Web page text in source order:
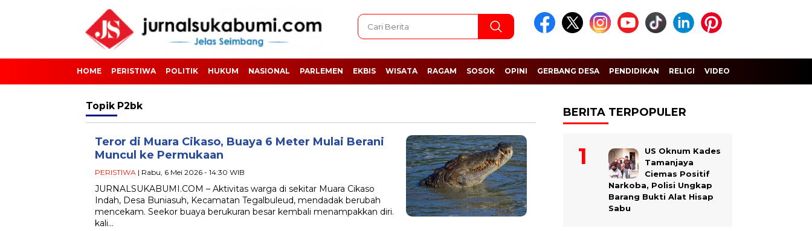
HOME PERISTIWA POLITIK HUKUM NASIONAL PARLEMEN EKBIS WISATA RAGAM SOSOK OPINI GERBANG DESA PENDIDIKAN RELIGI VIDEO
Topik P2bk
Teror di Muara Cikaso, Buaya 6 Meter Mulai Berani
Muncul ke Permukaan
PERISTIWA | Rabu, 6 Mei 2026 - 14:30 WIB
JURNALSUKABUMI.COM – Aktivitas warga di sekitar Muara Cikaso
Indah, Desa Buniasuh, Kecamatan Tegalbuleud, mendadak berubah
mencekam. Seekor buaya berukuran besar kembali menampakkan diri.
kali…
BERITA TERPOPULER
US Oknum Kades
Tamanjaya
Ciemas Positif
Narkoba, Polisi Ungkap
Barang Bukti Alat Hisap
Sabu